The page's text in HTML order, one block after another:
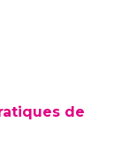
de